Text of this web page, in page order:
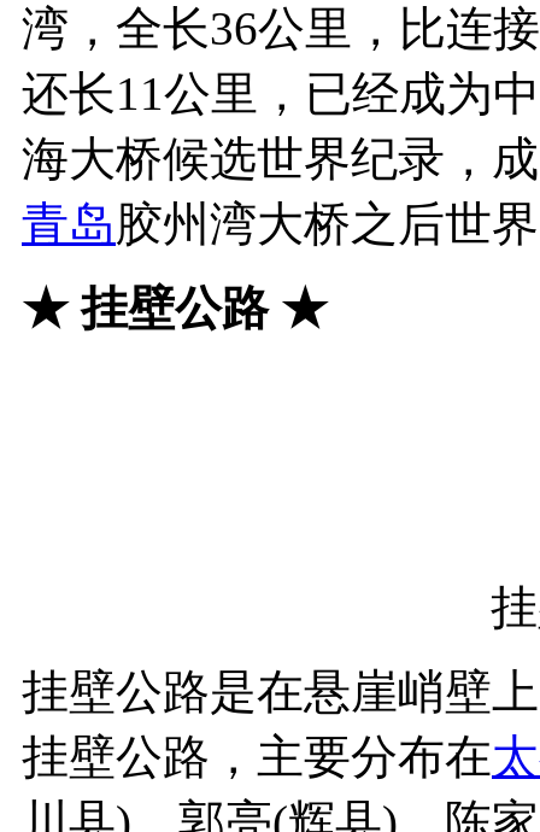
湾，全长36公里，比连
还长11公里，已经成为
海大桥候选世界纪录，
青岛胶州湾大桥之后世
★挂壁公路 ★
挂壁公路是在悬崖峭壁
挂壁公路，主要分布在